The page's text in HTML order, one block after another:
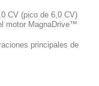
CV (pico de 6,0 CV)
motor MagnaDrive™
principales de